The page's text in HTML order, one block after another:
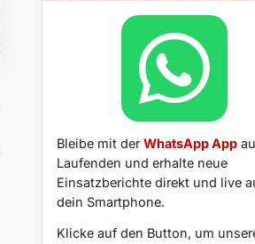
Bleibe mit derWhatsApp App
Laufenden und erhalte neue
Einsatzberichte direkt und live
dein Smartphone.
Klicke auf den Button, um